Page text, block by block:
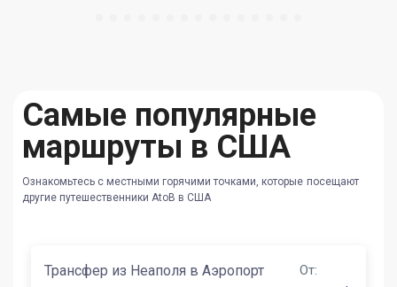
Самые популярные
маршруты в США
Ознакомьтесь с местными горячими точками, которые посещают
другие путешественники AtoB в США
Трансфер из Неаполя в Аэропорт
От: